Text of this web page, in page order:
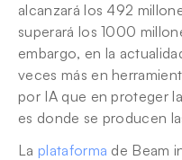
alcanzará los 492
superará los 1000
embargo, en la
veces más en
por IA que en proteger
es donde se producen
La plataforma de Beam